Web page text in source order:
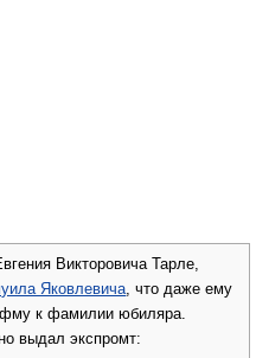
Викторовича Тарле,
Яковлевича , что даже ему
к фамилии юбиляра.
выдал экспромт: